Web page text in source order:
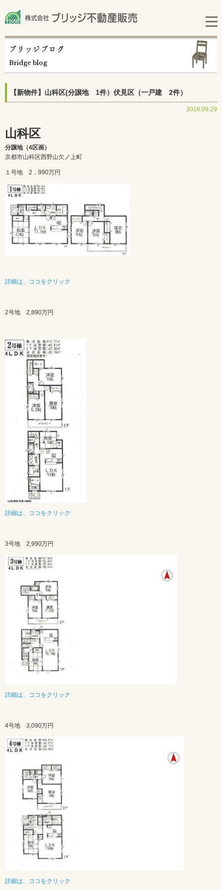
ブリッジブログ
Bridge blog
【新物件】山科区(分譲地 1件）伏見区（一戸建 2件）
2016.09.29
山科区
分譲地（4区画）
京都市山科区西野山欠ノ上町
１号地 2，990万円
詳細は、ココをクリック
2号地 2,890万円
詳細は、ココをクリック
3号地 2,990万円
詳細は、ココをクリック
4号地 3,090万円
詳細は、ココをクリック